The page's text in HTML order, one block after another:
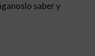
saber y